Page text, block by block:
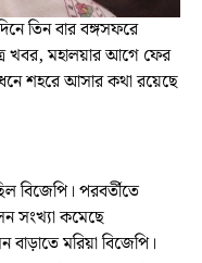
তিন বার বঙ্গসফরে
খবর, মহালয়ার আগে ফের
শহরে আসার কথা রয়েছে
বিজেপি। পরবর্তীতে
সংখ্যা কমেছে
বাড়াতে মরিয়া বিজেপি।